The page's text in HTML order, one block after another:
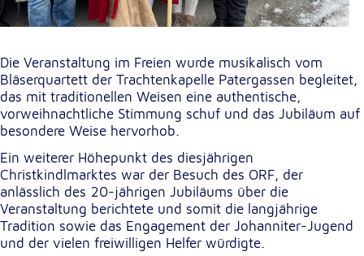
Die Veranstaltung im Freien wurde musikalisch vom
Bläserquartett der Trachtenkapelle Patergassen begleitet,
das mit traditionellen Weisen eine authentische,
vorweihnachtliche Stimmung schuf und das Jubiläum auf
besondere Weise hervorhob.
Ein weiterer Höhepunkt des diesjährigen
Christkindlmarktes war der Besuch des ORF, der
anlässlich des 20-jährigen Jubiläums über die
Veranstaltung berichtete und somit die langjährige
Tradition sowie das Engagement der Johanniter-Jugend
und der vielen freiwilligen Helfer würdigte.